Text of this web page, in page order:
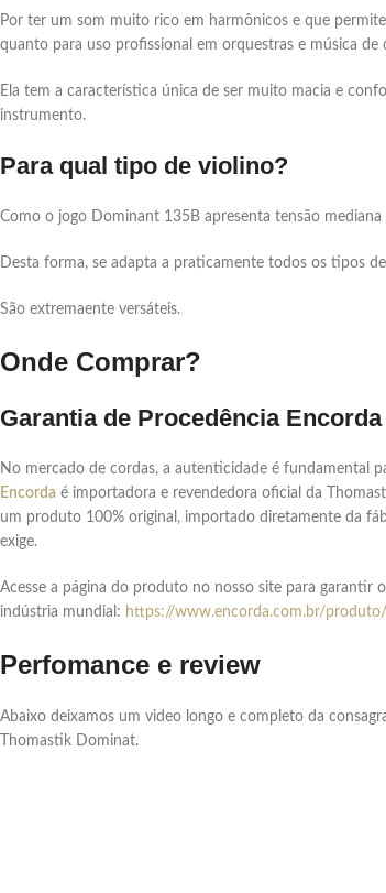
Por ter um som muito rico em harmônicos e que
quanto para uso profissional em orquestras e música
Ela tem a característica única de ser muito macia e
instrumento.
Para qual tipo de violino?
Como o jogo Dominant 135B apresenta tensão
Desta forma, se adapta a praticamente todos os tipos
São extremaente versáteis.
Onde Comprar?
Garantia de Procedência Encorda
No mercado de cordas, a autenticidade é fundamental
Encorda é importadora e revendedora oficial da
um produto 100% original, importado diretamente da
exige.
Acesse a página do produto no nosso site para garantir
indústria mundial: https://www.encorda.com.br/
Perfomance e review
Abaixo deixamos um video longo e completo da
Thomastik Dominat.